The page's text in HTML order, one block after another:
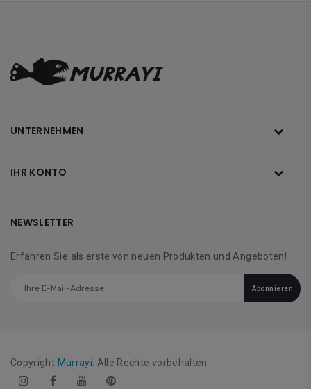
UNTERNEHMEN
IHR KONTO
NEWSLETTER
Erfahren Sie als erste von neuen Produkten und Angeboten!
Abonnieren
Copyright Murrayi . Alle Rechte vorbehalten